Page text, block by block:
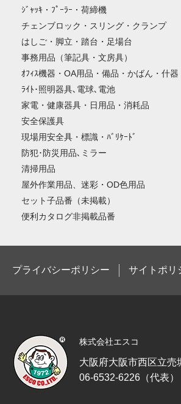
ｼﾞｬｯｷ・ﾌﾟｰﾗｰ・荷締機
チェンブロック・スリング・クランプ
はしご・脚立・踏台・足場台
事務用品（筆記具・文房具）
ｵﾌｨｽ機器・OA用品・備品・かばん・什器
ﾗｲﾄ･照明器具､電球､電池
家電・健康器具・日用品・消耗品
安全保護具
現場用安全具・標識・ﾊﾞﾘｹｰﾄﾞ
防犯･防災用品､ミラー
清掃用品
屋外作業用品、迷彩・OD色用品
セット子品番（未掲載）
便利カタログ非掲載品番
プライバシーポリシー サイトポリ
株式会社エスコ
大阪府大阪市西区立売
06-6532-6226（代表）